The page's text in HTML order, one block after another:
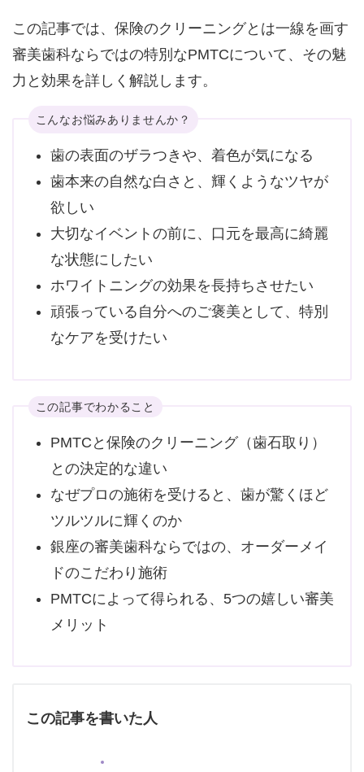
この記事では、保険のクリーニングとは一線を画す
審美歯科ならではの特別なPMTCについて、その魅
力と効果を詳しく解説します。
こんなお悩みありませんか？
歯の表面のザラつきや、着色が気になる
歯本来の自然な白さと、輝くようなツヤが
欲しい
大切なイベントの前に、口元を最高に綺麗
な状態にしたい
ホワイトニングの効果を長持ちさせたい
頑張っている自分へのご褒美として、特別
なケアを受けたい
この記事でわかること
PMTCと保険のクリーニング（歯石取り）
との決定的な違い
なぜプロの施術を受けると、歯が驚くほど
ツルツルに輝くのか
銀座の審美歯科ならではの、オーダーメイ
ドのこだわり施術
PMTCによって得られる、5つの嬉しい審美
メリット
この記事を書いた人